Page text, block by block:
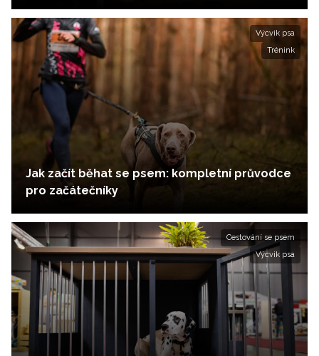
Jak začít běhat se psem: kompletní průvodce
pro začátečníky
Výcvik psa
Trénink
Cestování se psem
Výcvik psa